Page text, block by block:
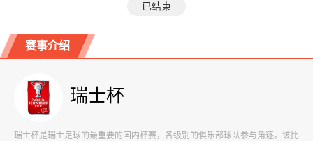
已结束
赛事介绍
瑞士杯
瑞士杯是瑞士足球的最重要的国内杯赛，各级别的俱乐部球队参与角逐。该比